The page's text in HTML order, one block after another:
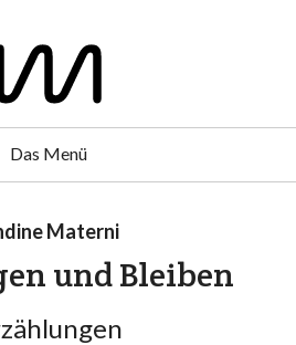
Das Menü
Materni
und Bleiben